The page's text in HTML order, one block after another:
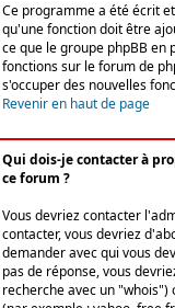
Ce programme a été écrit
qu'une fonction doit être
ce que le groupe phpBB en
fonctions sur le forum de
s'occuper des nouvelles
Revenir en haut de page
Qui dois-je contacter à
ce forum ?
Vous devriez contacter
contacter, vous devriez
demander avec qui vous
pas de réponse, vous
recherche avec un